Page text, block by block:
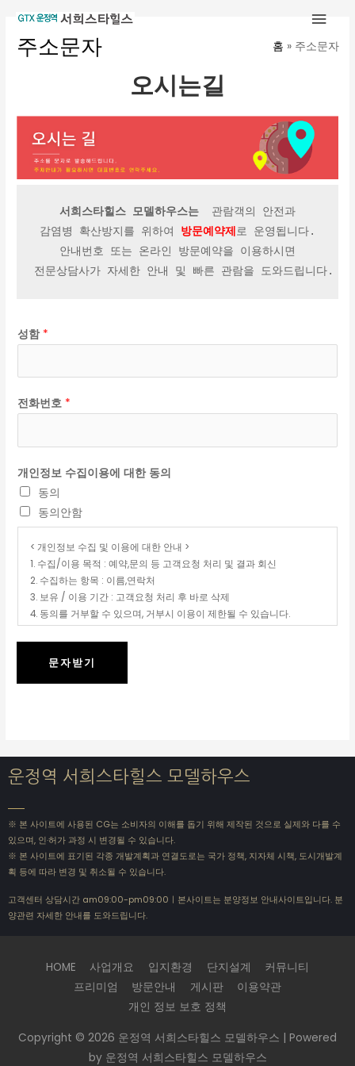
메
인
뉴
홈 주소문자
주소문자
오시는길
서희스타힐스 모델하우스는
관람객의 안전과
감염병 확산방지를 위하여 방문예약제 로 운영됩니다.
안내번호 또는 온라인 방문예약을 이용하시면
전문상담사가 자세한 안내 및 빠른 관람을 도와드립니다.
성함 *
전화번호 *
개인정보 수집이용에 대한 동의
동의
동의안함
< 개인정보 수집 및 이용에 대한 안내 >
1. 수집/이용 목적 : 예약,문의 등 고객요청 처리 및 결과 회신
2. 수집하는 항목 : 이름,연락처
3. 보유 / 이용 기간 : 고객요청 처리 후 바로 삭제
4. 동의를 거부할 수 있으며, 거부시 이용이 제한될 수 있습니다.
문자받기
운정역 서희스타힐스 모델하우스
※ 본 사이트에 사용된 CG는 소비자의 이해를 돕기 위해 제작된 것으로 실제와 다를 수
있으며, 인·허가 과정 시 변경될 수 있습니다.
※ 본 사이트에 표기된 각종 개발계획과 연결도로는 국가 정책, 지자체 시책, 도시개발계
획 등에 따라 변경 및 취소될 수 있습니다.
고객센터 상담시간 am09:00-pm09:00ㅣ본사이트는 분양정보 안내사이트입니다. 분
양관련 자세한 안내를 도와드립니다.
HOME 사업개요 입지환경 단지설계
커뮤니티
프리미엄
방문안내 게시판
이용약관
개인 정보 보호 정책
Copyright © 2026 운정역 서희스타힐스 모델하우스 | Powered
by 운정역 서희스타힐스 모델하우스